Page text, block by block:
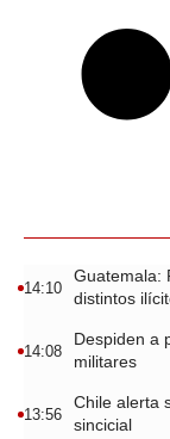
14:10
Guatemala:
distintos
14:08
Despiden a
militares
13:56
Chile alerta
sincicial